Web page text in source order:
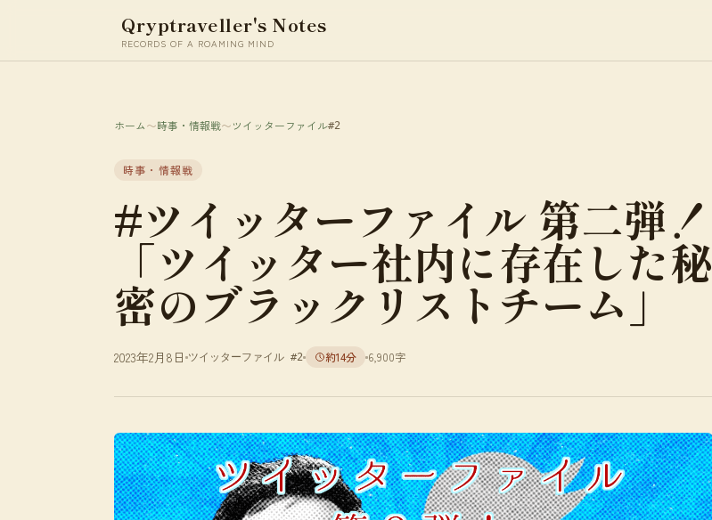
Qryptraveller's Notes
RECORDS OF A ROAMING MIND
ホーム〜時事・情報戦〜ツイッターファイル#2
時事・情報戦
#ツイッターファイル 第二弾！
「ツイッター社内に存在した秘
密のブラックリストチーム」
2023年2月8日 ツイッターファイル #2 約14分 6,900字